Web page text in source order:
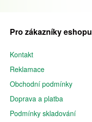
Pro zákazníky eshopu
Kontakt
Reklamace
Obchodní podmínky
Doprava a platba
Podmínky skladování